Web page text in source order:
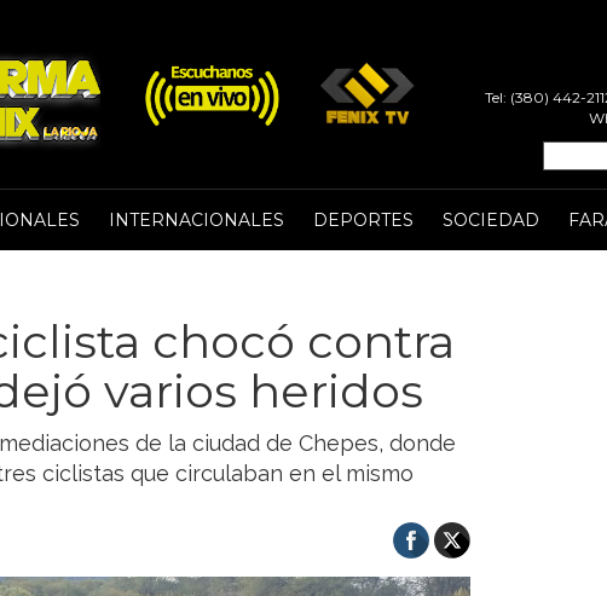
Tel: (380) 442-
INTERNACIONALES DEPORTES SOCIEDAD
chocó contra
varios heridos
de la ciudad de Chepes, donde
ciclistas que circulaban en el mismo